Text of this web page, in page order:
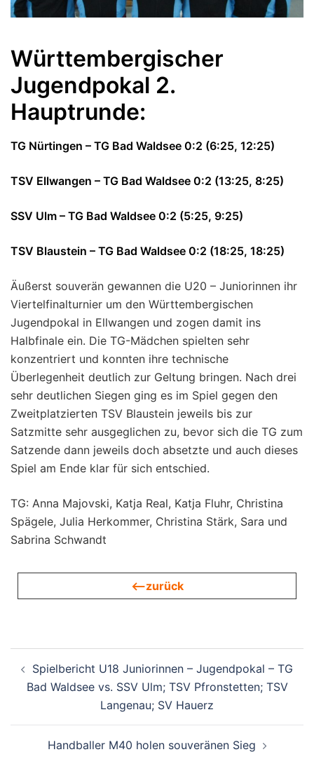
Württembergischer
Jugendpokal 2.
Hauptrunde:
TG Nürtingen – TG Bad Waldsee 0:2 (6:25, 12:25)
TSV Ellwangen – TG Bad Waldsee 0:2 (13:25, 8:25)
SSV Ulm – TG Bad Waldsee 0:2 (5:25, 9:25)
TSV Blaustein – TG Bad Waldsee 0:2 (18:25, 18:25)
Äußerst souverän gewannen die U20 – Juniorinnen ihr
Viertelfinalturnier um den Württembergischen
Jugendpokal in Ellwangen und zogen damit ins
Halbfinale ein. Die TG-Mädchen spielten sehr
konzentriert und konnten ihre technische
Überlegenheit deutlich zur Geltung bringen. Nach drei
sehr deutlichen Siegen ging es im Spiel gegen den
Zweitplatzierten TSV Blaustein jeweils bis zur
Satzmitte sehr ausgeglichen zu, bevor sich die TG zum
Satzende dann jeweils doch absetzte und auch dieses
Spiel am Ende klar für sich entschied.
TG: Anna Majovski, Katja Real, Katja Fluhr, Christina
Spägele, Julia Herkommer, Christina Stärk, Sara und
Sabrina Schwandt
<—zurück
Spielbericht U18 Juniorinnen – Jugendpokal – TG
Bad Waldsee vs. SSV Ulm; TSV Pfronstetten; TSV
Langenau; SV Hauerz
Handballer M40 holen souveränen Sieg